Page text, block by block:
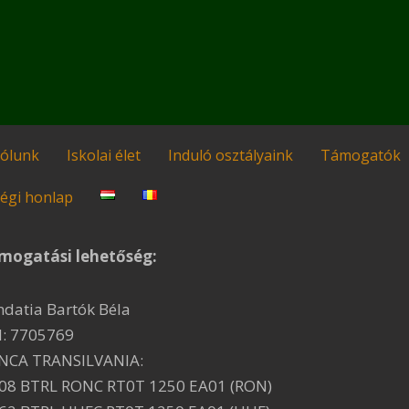
Iskolai élet Induló osztályaink Támogatók
honlap
lehetőség:
Bartók Béla
7705769
TRANSILVANIA:
BTRL RONC RT0T 1250 EA01 (RON)